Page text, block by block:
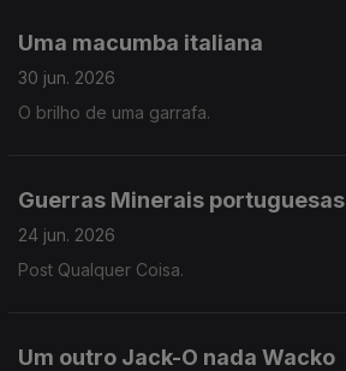
Uma macumba italiana
30 jun. 2026
O brilho de uma garrafa.
Guerras Minerais portuguesas
24 jun. 2026
Post Qualquer Coisa.
Um outro Jack-O nada Wacko